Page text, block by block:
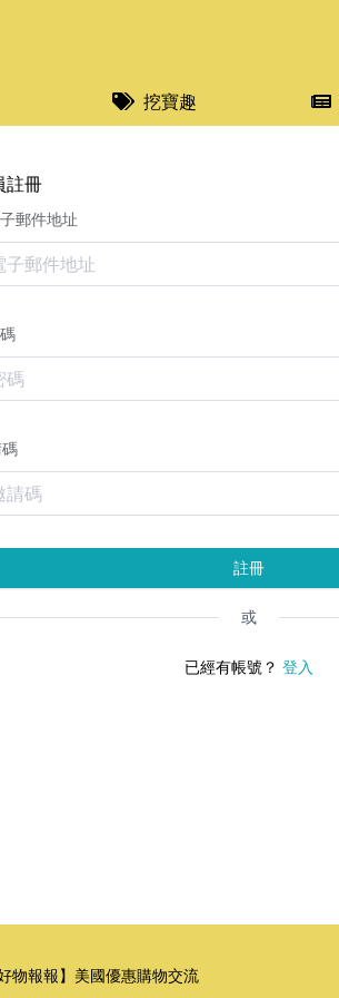
挖寶趣
註冊
郵件地址
註冊
或
已經有帳號？ 登入
物報報】美國優惠購物交流